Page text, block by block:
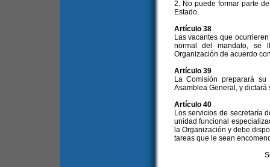
2. No puede formar parte
Estado.
Artículo 38
Las vacantes que
normal del mandato, se
Organización de acuerdo
Artículo 39
La Comisión preparará
Asamblea General, y
Artículo 40
Los servicios de secretaría
unidad funcional
la Organización y debe
tareas que le sean